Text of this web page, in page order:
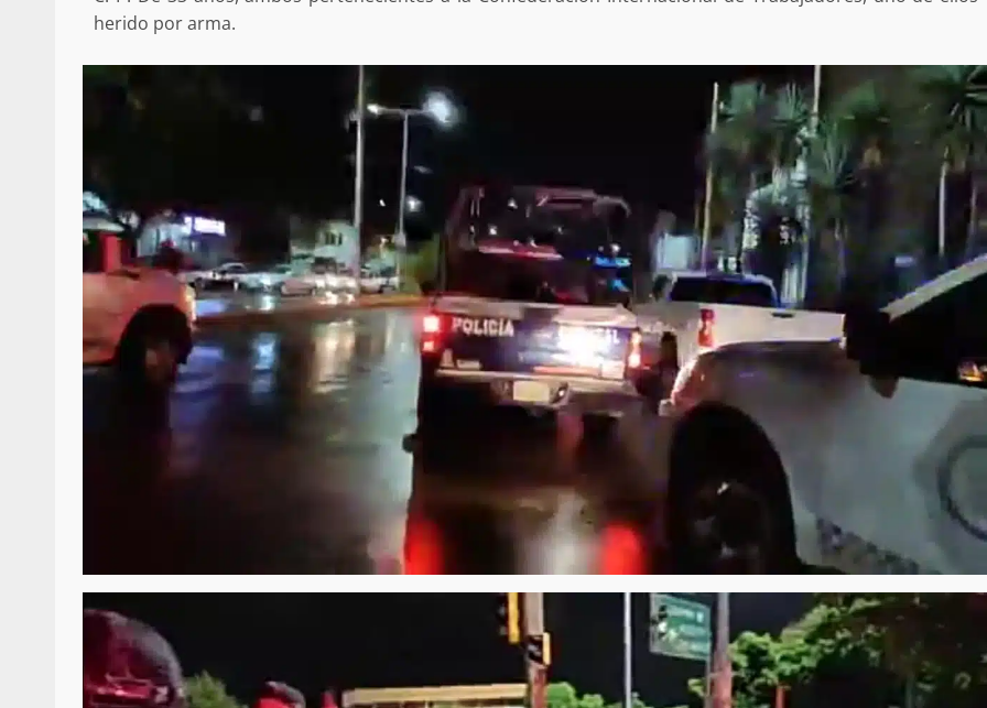
herido por arma.
estructural integral de las instalaciones de la
5 agosto 2026
Se normaliza la circulación vehicular a la
altura del puente Templadera, San Pedro
Tapanatepec
22 octubre 2024
¡Histórico! Bukele elimina el presupuesto a
los partidos políticos.
30 enero 2025
Sanciona Municipio de Oaxaca de
Juárez caso de maltrato animal tras
denuncia ciudadana
Exhorta Poder Legislativo al
y al Iocied a realizar una
técnica y estructural integral de las
instalaciones de la Escuela
Secundaria General Moisés